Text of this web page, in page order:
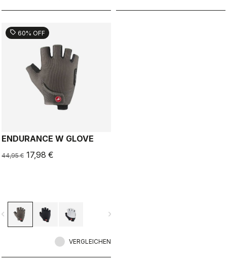
sell 60% OFF
ENDURANCE W GLOVE
44,95 € 17,98 €
navigate_next
VERGLEICHEN